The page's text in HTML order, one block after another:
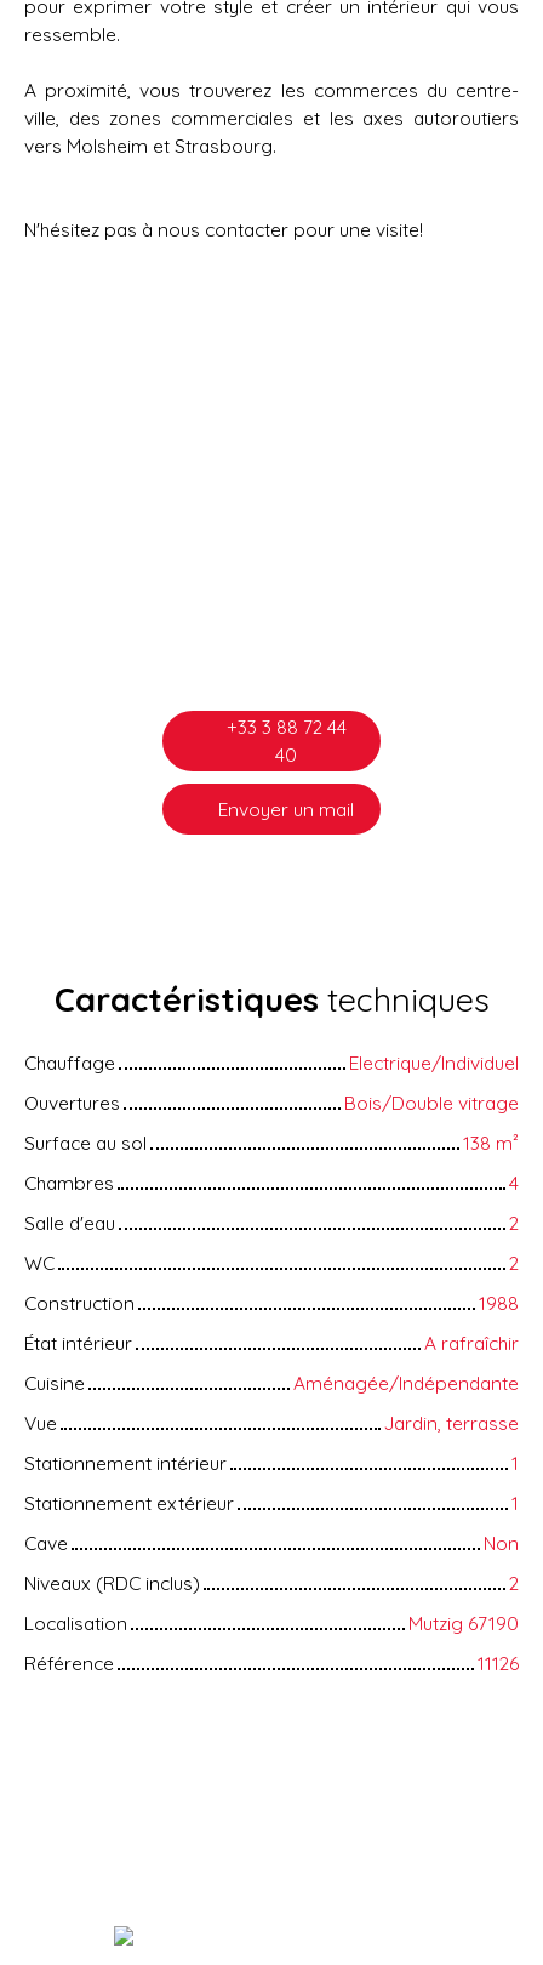
pour exprimer votre style et créer un intérieur qui vous
ressemble.
A proximité, vous trouverez les commerces du centre-
ville, des zones commerciales et les axes autoroutiers
vers Molsheim et Strasbourg.
N'hésitez pas à nous contacter pour une visite!
+33 3 88 72 44
40
Envoyer un mail
Caractéristiques techniques
Chauffage
Electrique/Individuel
Ouvertures
Bois/Double vitrage
Surface au sol
138 m²
Chambres
4
Salle d'eau
2
WC
2
Construction
1988
État intérieur
A rafraîchir
Cuisine
Aménagée/Indépendante
Vue
Jardin, terrasse
Stationnement intérieur
1
Stationnement extérieur
1
Cave
Non
Niveaux (RDC inclus)
2
Localisation
Mutzig 67190
Référence
11126